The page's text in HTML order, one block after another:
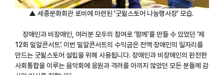
▲ 세종문화회관 로비에 마련된 '굿윌스토어 나눔행사장' 모습.
장애인과 비장애인, 여러분 모두의 참여로 ‘함께’를 만들 수 있었던 ‘제
12회 밀알콘서트’. 이번 밀알콘서트의 수익금은 전액 장애인의 일자리를
만드는 굿윌스토어 설립을 위해 사용됩니다. 장애인과 비장애인의 완전한
사회통합을 이루는 음악회에 응원과 격려를 아끼지 않았던 모든 분들께 감